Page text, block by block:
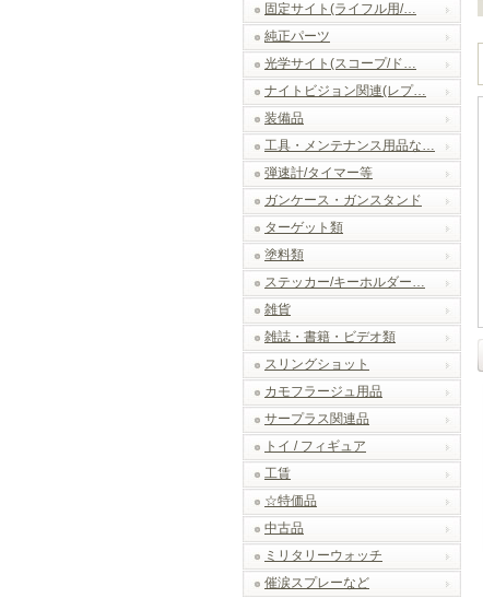
固定サイト(ライフル用/…
純正パーツ
光学サイト(スコープ/ド…
ナイトビジョン関連(レプ…
装備品
工具・メンテナンス用品な…
弾速計/タイマー等
ガンケース・ガンスタンド
ターゲット類
塗料類
ステッカー/キーホルダー…
雑貨
雑誌・書籍・ビデオ類
スリングショット
カモフラージュ用品
サープラス関連品
トイ / フィギュア
工賃
☆特価品
中古品
ミリタリーウォッチ
催涙スプレーなど